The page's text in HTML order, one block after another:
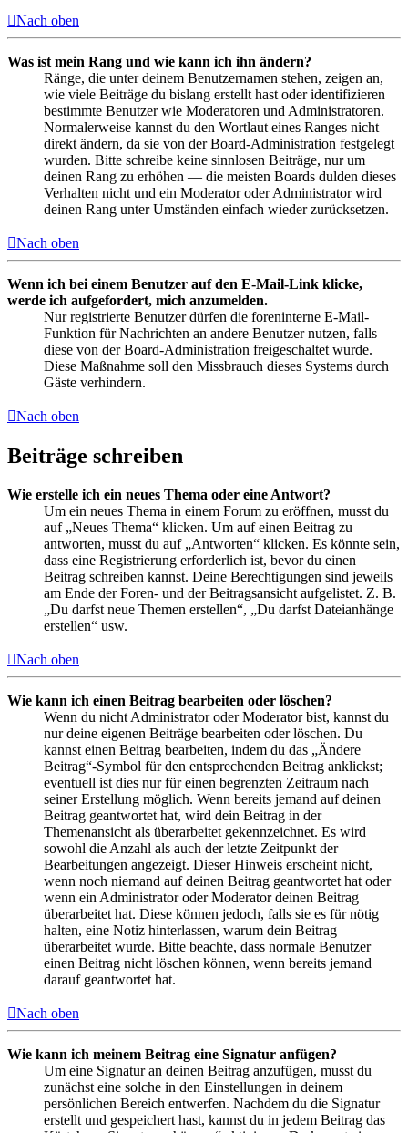
Nach oben
Was ist mein Rang und wie kann ich ihn ändern?
Ränge, die unter deinem Benutzernamen stehen, zeigen an,
wie viele Beiträge du bislang erstellt hast oder identifizieren
bestimmte Benutzer wie Moderatoren und Administratoren.
Normalerweise kannst du den Wortlaut eines Ranges nicht
direkt ändern, da sie von der Board-Administration festgelegt
wurden. Bitte schreibe keine sinnlosen Beiträge, nur um
deinen Rang zu erhöhen — die meisten Boards dulden dieses
Verhalten nicht und ein Moderator oder Administrator wird
deinen Rang unter Umständen einfach wieder zurücksetzen.
Nach oben
Wenn ich bei einem Benutzer auf den E-Mail-Link klicke,
werde ich aufgefordert, mich anzumelden.
Nur registrierte Benutzer dürfen die foreninterne E-Mail-
Funktion für Nachrichten an andere Benutzer nutzen, falls
diese von der Board-Administration freigeschaltet wurde.
Diese Maßnahme soll den Missbrauch dieses Systems durch
Gäste verhindern.
Nach oben
Beiträge schreiben
Wie erstelle ich ein neues Thema oder eine Antwort?
Um ein neues Thema in einem Forum zu eröffnen, musst du
auf „Neues Thema“ klicken. Um auf einen Beitrag zu
antworten, musst du auf „Antworten“ klicken. Es könnte sein,
dass eine Registrierung erforderlich ist, bevor du einen
Beitrag schreiben kannst. Deine Berechtigungen sind jeweils
am Ende der Foren- und der Beitragsansicht aufgelistet. Z. B.
„Du darfst neue Themen erstellen“, „Du darfst Dateianhänge
erstellen“ usw.
Nach oben
Wie kann ich einen Beitrag bearbeiten oder löschen?
Wenn du nicht Administrator oder Moderator bist, kannst du
nur deine eigenen Beiträge bearbeiten oder löschen. Du
kannst einen Beitrag bearbeiten, indem du das „Ändere
Beitrag“-Symbol für den entsprechenden Beitrag anklickst;
eventuell ist dies nur für einen begrenzten Zeitraum nach
seiner Erstellung möglich. Wenn bereits jemand auf deinen
Beitrag geantwortet hat, wird dein Beitrag in der
Themenansicht als überarbeitet gekennzeichnet. Es wird
sowohl die Anzahl als auch der letzte Zeitpunkt der
Bearbeitungen angezeigt. Dieser Hinweis erscheint nicht,
wenn noch niemand auf deinen Beitrag geantwortet hat oder
wenn ein Administrator oder Moderator deinen Beitrag
überarbeitet hat. Diese können jedoch, falls sie es für nötig
halten, eine Notiz hinterlassen, warum dein Beitrag
überarbeitet wurde. Bitte beachte, dass normale Benutzer
einen Beitrag nicht löschen können, wenn bereits jemand
darauf geantwortet hat.
Nach oben
Wie kann ich meinem Beitrag eine Signatur anfügen?
Um eine Signatur an deinen Beitrag anzufügen, musst du
zunächst eine solche in den Einstellungen in deinem
persönlichen Bereich entwerfen. Nachdem du die Signatur
erstellt und gespeichert hast, kannst du in jedem Beitrag das